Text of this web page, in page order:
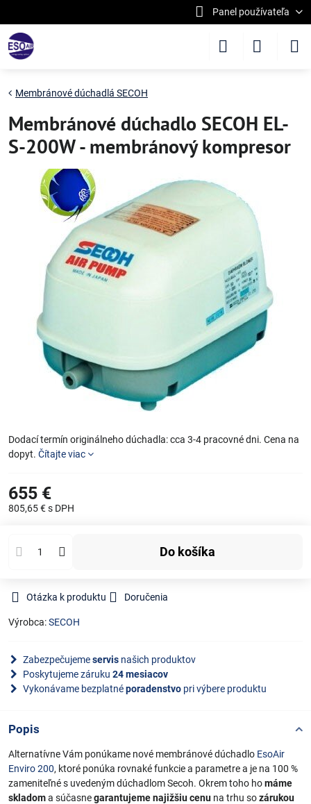
Panel používateľa
Membránové dúchadlá SECOH
Membránové dúchadlo SECOH EL-
S-200W - membránový kompresor
Dodací termín originálneho dúchadla: cca 3-4 pracovné dni. Cena na
dopyt. Čítajte viac
655 €
805,65 €s DPH
Do košíka
Otázka k produktu Doručenia
Výrobca:SECOH
Zabezpečujemeservis našich produktov
Poskytujeme záruku 24 mesiacov
Vykonávame bezplatnéporadenstvo pri výbere produktu
Popis
Alternatívne Vám ponúkame nové membránové dúchadlo EsoAir
Enviro 200, ktoré ponúka rovnaké funkcie a parametre a je na 100 %
zameniteľné s uvedeným dúchadlom Secoh. Okrem toho homáme
skladoma súčasnegarantujeme najižšiu cenu na trhu sozárukou